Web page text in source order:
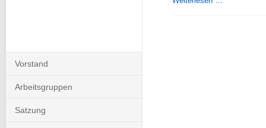
überspringen
Vorstand
Arbeitsgruppen
Satzung